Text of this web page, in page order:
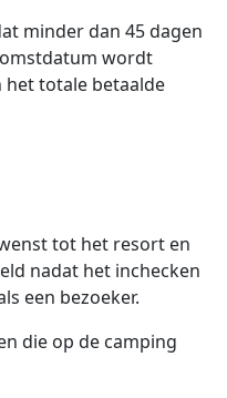
minder dan 45 dagen
wordt
het totale betaalde
tot het resort en
nadat het inchecken
een bezoeker.
die op de camping